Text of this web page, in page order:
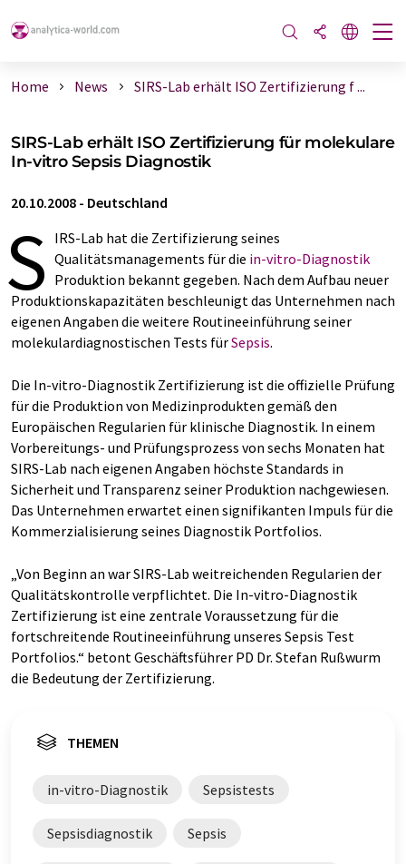
Home News SIRS-Lab erhält ISO Zertifizierung f ...
SIRS-Lab erhält ISO Zertifizierung für molekulare
In-vitro Sepsis Diagnostik
20.10.2008 - Deutschland
S IRS-Lab hat die Zertifizierung seines
Qualitätsmanagements für die in-vitro-Diagnostik
Produktion bekannt gegeben. Nach dem Aufbau neuer
Produktionskapazitäten beschleunigt das Unternehmen nach
eigenen Angaben die weitere Routineeinführung seiner
molekulardiagnostischen Tests fürSepsis.
Die In-vitro-Diagnostik Zertifizierung ist die offizielle Prüfung
für die Produktion von Medizinprodukten gemäß den
Europäischen Regularien für klinische Diagnostik. In einem
Vorbereitungs- und Prüfungsprozess von sechs Monaten hat
SIRS-Lab nach eigenen Angaben höchste Standards in
Sicherheit und Transparenz seiner Produktion nachgewiesen.
Das Unternehmen erwartet einen signifikanten Impuls für die
Kommerzialisierung seines Diagnostik Portfolios.
„Von Beginn an war SIRS-Lab weitreichenden Regularien der
Qualitätskontrolle verpflichtet. Die In-vitro-Diagnostik
Zertifizierung ist eine zentrale Voraussetzung für die
fortschreitende Routineeinführung unseres Sepsis Test
Portfolios.“ betont Geschäftsführer PD Dr. Stefan Rußwurm
die Bedeutung der Zertifizierung.
THEMEN
in-vitro-Diagnostik Sepsistests
Sepsisdiagnostik Sepsis